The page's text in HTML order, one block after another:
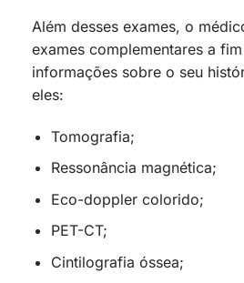
Além desses exames, o
exames complementares a
informações sobre o seu
eles:
Tomografia;
Ressonância magnética;
Eco-doppler colorido;
PET-CT;
Cintilografia óssea;